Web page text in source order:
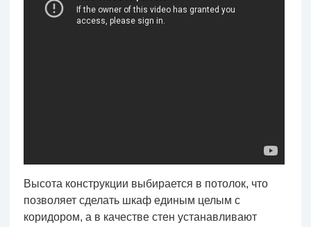
Высота конструкции выбирается в потолок, что
позволяет сделать шкаф единым целым с
коридором, а в качестве стен устанавливают